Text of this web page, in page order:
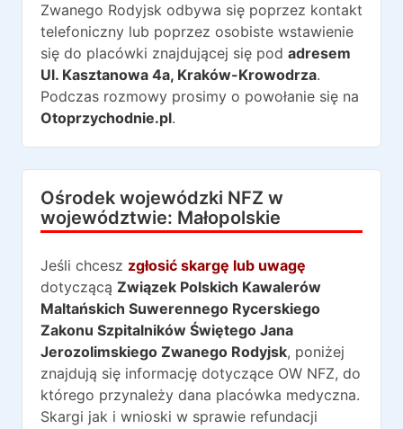
Zwanego Rodyjsk odbywa się poprzez kontakt
telefoniczny lub poprzez osobiste wstawienie
się do placówki znajdującej się pod adresem
Ul. Kasztanowa 4a, Kraków-Krowodrza.
Podczas rozmowy prosimy o powołanie się na
Otoprzychodnie.pl.
Ośrodek wojewódzki NFZ w
województwie: Małopolskie
Jeśli chcesz zgłosić skargę lub uwagę
dotyczącą Związek Polskich Kawalerów
Maltańskich Suwerennego Rycerskiego
Zakonu Szpitalników Świętego Jana
Jerozolimskiego Zwanego Rodyjsk, poniżej
znajdują się informację dotyczące OW NFZ, do
którego przynależy dana placówka medyczna.
Skargi jak i wnioski w sprawie refundacji